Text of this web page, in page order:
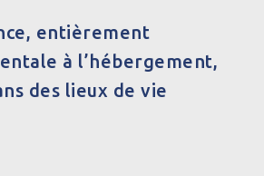
entièrement
à l’hébergement,
des lieux de vie